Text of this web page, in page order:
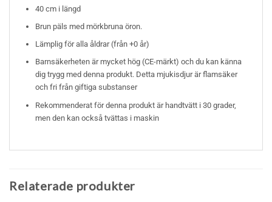
40 cm i längd
Brun päls med mörkbruna öron.
Lämplig för alla åldrar (från +0 år)
Barnsäkerheten är mycket hög (CE-märkt) och du kan känna
dig trygg med denna produkt. Detta mjukisdjur är flamsäker
och fri från giftiga substanser
Rekommenderat för denna produkt är handtvätt i 30 grader,
men den kan också tvättas i maskin
Relaterade produkter